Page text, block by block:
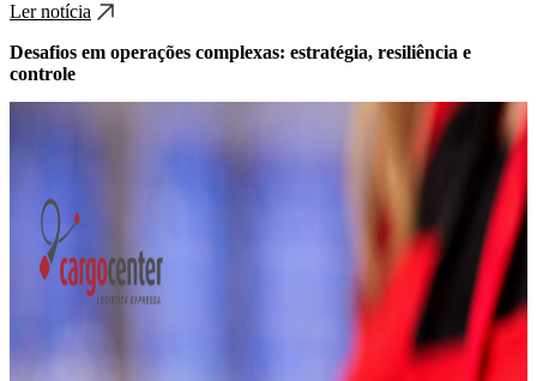
Ler notícia
Desafios em operações complexas: estratégia, resiliência e
controle